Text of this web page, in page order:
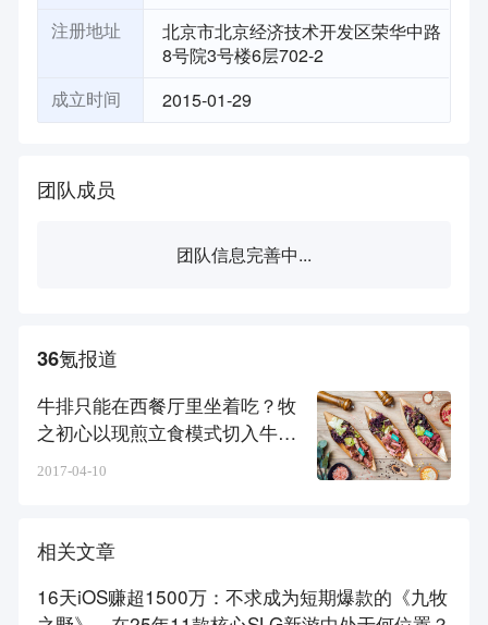
注册地址
北京市北京经济技术开发区荣华中路
8号院3号楼6层702-2
成立时间 2015-01-29
团队成员
团队信息完善中...
36氪报道
牛排只能在西餐厅里坐着吃？牧
之初心以现煎立食模式切入牛排
2017-04-10
相关文章
16天iOS赚超1500万：不求成为短期爆款的《九牧